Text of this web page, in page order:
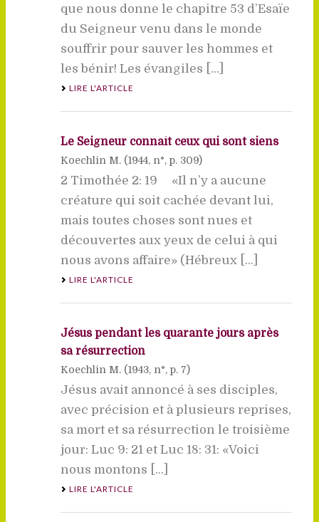
que nous donne le chapitre 53 d’Esaïe
du Seigneur venu dans le monde
souffrir pour sauver les hommes et
les bénir! Les évangiles [...]
LIRE L'ARTICLE
Le Seigneur connaît ceux qui sont siens
Koechlin M. (1944, n°, p. 309)
2 Timothée 2: 19 «Il n’y a aucune
créature qui soit cachée devant lui,
mais toutes choses sont nues et
découvertes aux yeux de celui à qui
nous avons affaire» (Hébreux [...]
LIRE L'ARTICLE
Jésus pendant les quarante jours après
sa résurrection
Koechlin M. (1943, n°, p. 7)
Jésus avait annoncé à ses disciples,
avec précision et à plusieurs reprises,
sa mort et sa résurrection le troisième
jour: Luc 9: 21 et Luc 18: 31: «Voici
nous montons [...]
LIRE L'ARTICLE